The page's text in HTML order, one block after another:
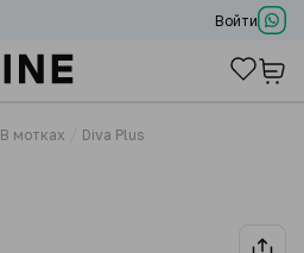
Войти
В мотках Diva Plus